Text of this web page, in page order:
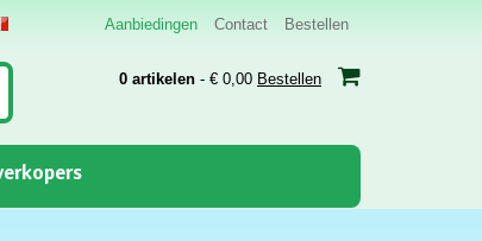
Aanbiedingen Contact Bestellen
0 artikelen - € 0,00 Bestellen